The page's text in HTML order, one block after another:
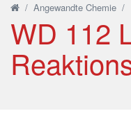
/ Angewandte Chemie/
WD 112